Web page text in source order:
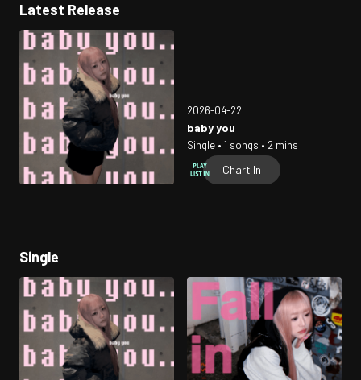
Latest Release
2026-04-22
baby you
Single • 1 songs • 2 mins
Chart In
Single